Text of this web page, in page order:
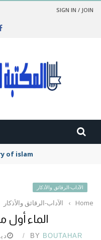
SIGN IN / JOIN
of islam
الآداب-الرقائق والأذكار
Home
› الآداب-الرقائق والأذكار
الماء
BY BOUTAHAR